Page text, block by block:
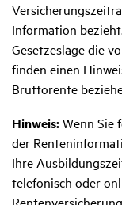
Information
Gesetzeslage die
finden einen
Bruttorente
Hinweis:Wenn Sie
der
Ihre
telefonisch oder